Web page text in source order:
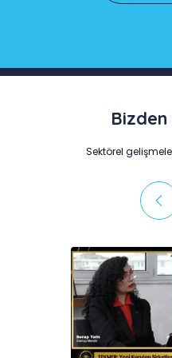
Sektörel